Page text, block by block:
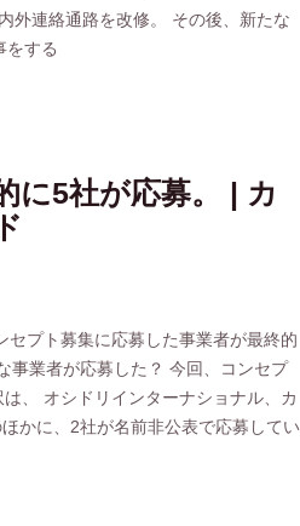
外連絡通路を改修。 その後、新たな
をする
に5社が応募。 | カ
プト募集に応募した事業者が最終的
事業者が応募した？ 今回、コンセプ
、 オシドリインターナショナル、カ
かに、2社が名前非公表で応募してい